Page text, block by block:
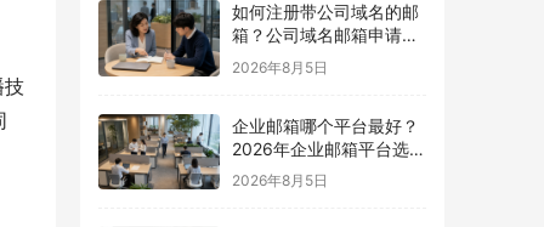
技
如何注册带公司域名的邮
箱？公司域名邮箱申请与
配置指南
2026年8月5日
企业邮箱哪个平台最好？
2026年企业邮箱平台选择
指南
2026年8月5日